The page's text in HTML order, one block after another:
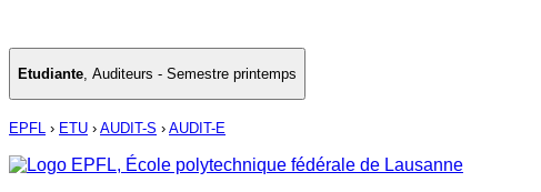
Etudiante, Auditeurs - Semestre printemps
EPFL › ETU › AUDIT-S › AUDIT-E